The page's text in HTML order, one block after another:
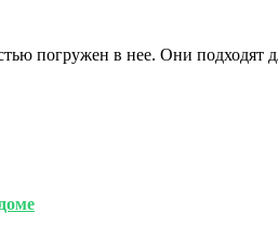
погружен в нее. Они подходят